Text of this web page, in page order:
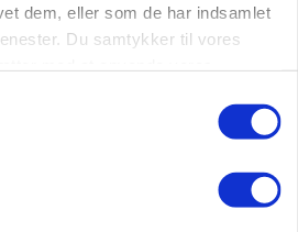
dem, eller som de har indsamlet
Du samtykker til vores